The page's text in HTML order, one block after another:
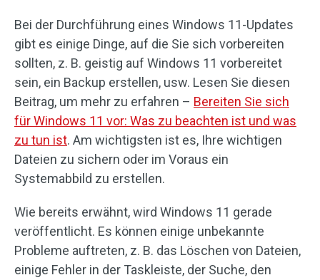
Bei der Durchführung eines Windows 11-Updates
gibt es einige Dinge, auf die Sie sich vorbereiten
sollten, z. B. geistig auf Windows 11 vorbereitet
sein, ein Backup erstellen, usw. Lesen Sie diesen
Beitrag, um mehr zu erfahren – Bereiten Sie sich
für Windows 11 vor: Was zu beachten ist und was
zu tun ist. Am wichtigsten ist es, Ihre wichtigen
Dateien zu sichern oder im Voraus ein
Systemabbild zu erstellen.
Wie bereits erwähnt, wird Windows 11 gerade
veröffentlicht. Es können einige unbekannte
Probleme auftreten, z. B. das Löschen von Dateien,
einige Fehler in der Taskleiste, der Suche, den